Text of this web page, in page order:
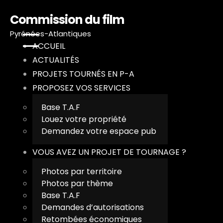
Commission du film
Pyrénées-Atlantiques
ACCUEIL
ACTUALITÉS
PROJETS TOURNÉS EN P-A
PROPOSEZ VOS SERVICES
Base T.A.F
Louez votre propriété
Demandez votre espace pub
VOUS AVEZ UN PROJET DE TOURNAGE ?
Photos par territoire
Photos par thème
Base T.A.F
Demandes d’autorisations
Retombées économiques